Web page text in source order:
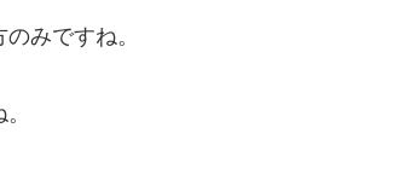
みですね。